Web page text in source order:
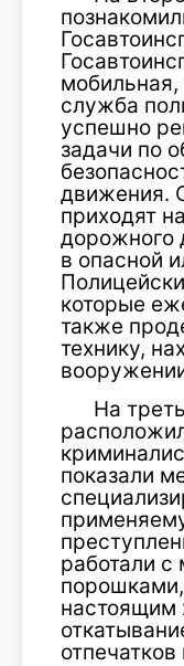
мобильная,
служба
успешно
задачи по
движения.
приходят
дорожного
в опасной
которые
также
технику,
На
показали
работали с
настоящим